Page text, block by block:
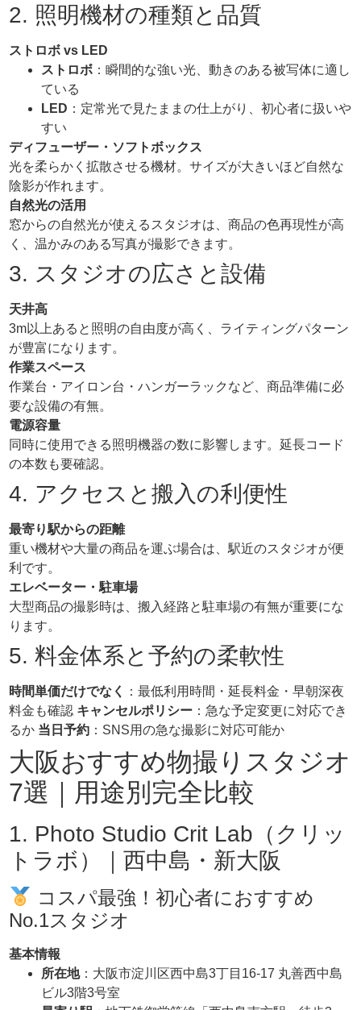
2. 照明機材の種類と品質
ストロボ vs LED
ストロボ ：瞬間的な強い光、動きのある被写体に適し
ている
LED ：定常光で見たままの仕上がり、初心者に扱いや
すい
ディフューザー・ソフトボックス
光を柔らかく拡散させる機材。サイズが大きいほど自然な
陰影が作れます。
自然光の活用
窓からの自然光が使えるスタジオは、商品の色再現性が高
く、温かみのある写真が撮影できます。
3. スタジオの広さと設備
天井高
3m以上あると照明の自由度が高く、ライティングパターン
が豊富になります。
作業スペース
作業台・アイロン台・ハンガーラックなど、商品準備に必
要な設備の有無。
電源容量
同時に使用できる照明機器の数に影響します。延長コード
の本数も要確認。
4. アクセスと搬入の利便性
最寄り駅からの距離
重い機材や大量の商品を運ぶ場合は、駅近のスタジオが便
利です。
エレベーター・駐車場
大型商品の撮影時は、搬入経路と駐車場の有無が重要にな
ります。
5. 料金体系と予約の柔軟性
時間単価だけでなく
：最低利用時間・延長料金・早朝深夜
料金も確認 キャンセルポリシー ：急な予定変更に対応でき
るか 当日予約 ：SNS用の急な撮影に対応可能か
大阪おすすめ物撮りスタジオ
7選｜用途別完全比較
1. Photo Studio Crit Lab（クリッ
トラボ）｜西中島・新大阪
コスパ最強！初心者におすすめ
No.1スタジオ
基本情報
所在地：大阪市淀川区西中島3丁目16-17 丸善西中島
ビル3階3号室